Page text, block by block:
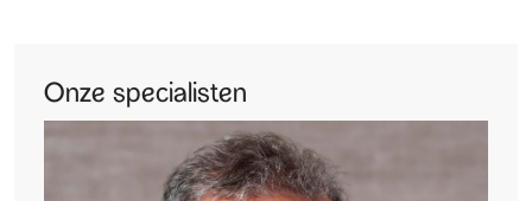
Onze specialisten